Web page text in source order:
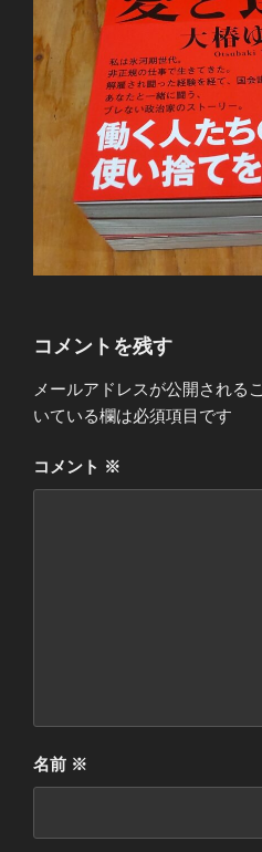
コメントを残す
メールアドレスが公開される
いている欄は必須項目です
コメント ※
名前 ※